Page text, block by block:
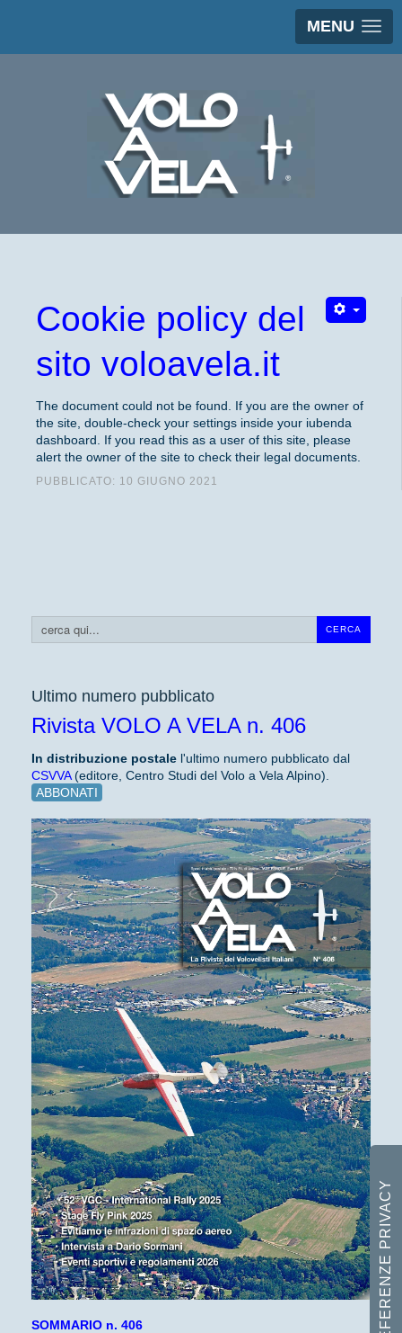
MENU
CERCA
Cerca...
Ultimo numero pubblicato
Rivista VOLO A VELA n. 406
In distribuzione postale l'ultimo numero pubblicato dal
CSVVA(editore, Centro Studi del Volo a Vela Alpino).
ABBONATI
SOMMARIO n. 406
Cookie policy del
sito voloavela.it
The document could not be found. If you are the owner of
the site, double-check your settings inside your iubenda
dashboard. If you read this as a user of this site, please
alert the owner of the site to check their legal documents.
PUBBLICATO: 10 GIUGNO 2021